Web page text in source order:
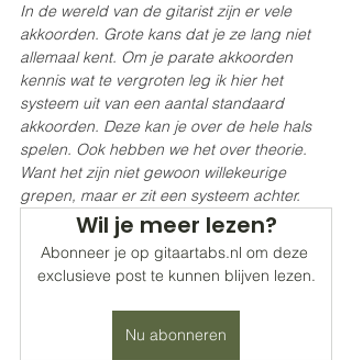
In de wereld van de gitarist zijn er vele
akkoorden. Grote kans dat je ze lang niet
allemaal kent. Om je parate akkoorden
kennis wat te vergroten leg ik hier het
systeem uit van een aantal standaard
akkoorden. Deze kan je over de hele hals
spelen. Ook hebben we het over theorie.
Want het zijn niet gewoon willekeurige
grepen, maar er zit een systeem achter.
Wil je meer lezen?
Abonneer je op gitaartabs.nl om deze
exclusieve post te kunnen blijven lezen.
Nu abonneren